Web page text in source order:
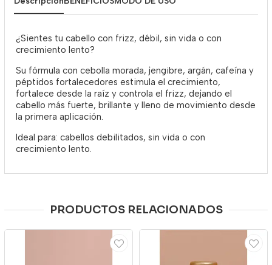
¿Sientes tu cabello con frizz, débil, sin vida o con
crecimiento lento?
Su fórmula con cebolla morada, jengibre, argán, cafeína y
péptidos fortalecedores estimula el crecimiento,
fortalece desde la raíz y controla el frizz, dejando el
cabello más fuerte, brillante y lleno de movimiento desde
la primera aplicación.
Ideal para: cabellos debilitados, sin vida o con
crecimiento lento.
PRODUCTOS RELACIONADOS